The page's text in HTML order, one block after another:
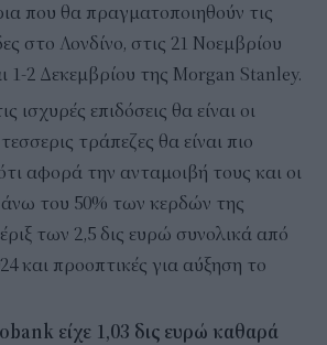
που θα πραγματοποιηθούν τις
στο Λονδίνο, στις 21 Νοεμβρίου
1-2 Δεκεμβρίου της Morgan Stanley.
ισχυρές επιδόσεις θα είναι οι
τράπεζες θα είναι πιο
αφορά την ανταμοιβή τους και οι
άνω του 50% των κερδών της
των 2,5 δις ευρώ συνολικά από
και προοπτικές για αύξηση το
είχε 1,03 δις ευρώ καθαρά